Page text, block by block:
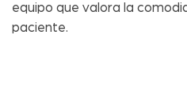
equipo que valora la
paciente.